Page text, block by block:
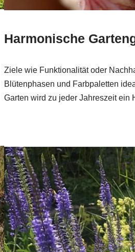
Harmonische
Ziele wie Funktionalität oder
Blütenphasen und Farbpaletten
Garten wird zu jeder Jahreszeit ein